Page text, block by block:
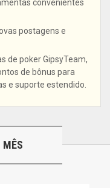
convenientes
postagens e
de poker GipsyTeam,
de bônus para
e suporte estendido.
MÊS